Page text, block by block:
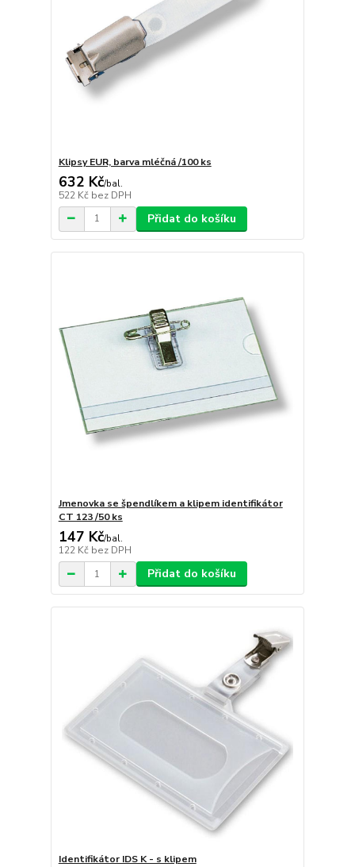
Klipsy EUR, barva mléčná /100 ks
632 Kč/bal.
522 Kč bez DPH
Přidat do košíku
Jmenovka se špendlíkem a klipem identifikátor
CT 123 /50 ks
147 Kč/bal.
122 Kč bez DPH
Přidat do košíku
Identifikátor IDS K - s klipem